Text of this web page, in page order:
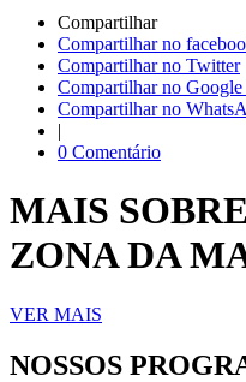
Compartilhar
Compartilhar no
Compartilhar no Twitter
Compartilhar no Google
Compartilhar no
|
0 Comentário
MAIS
ZONA DA
VER MAIS
NOSSOS